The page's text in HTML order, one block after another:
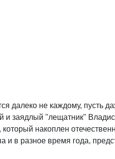
далеко не каждому, пусть
заядлый "лещатник"
накоплен
и в разное время года,